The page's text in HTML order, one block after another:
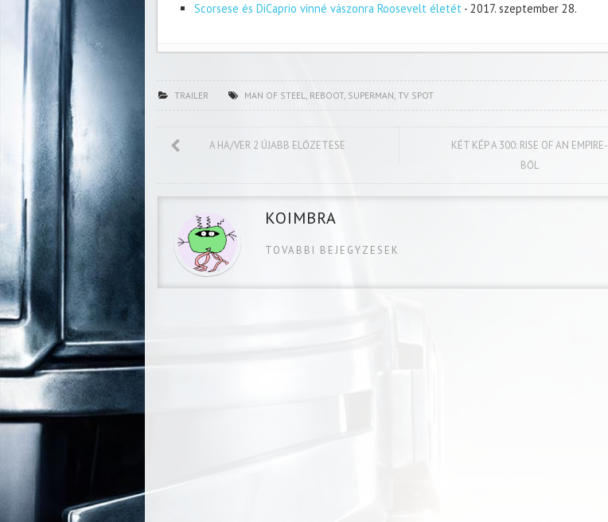
Scorsese és DiCaprio vinné vászonra Roosevelt életét - 2017. szeptember 28.
TRAILER MAN OF STEEL, REBOOT, SUPERMAN, TV SPOT
A HA/VER 2 ÚJABB ELŐZETESE
KÉT KÉP A 300: RISE OF AN EMPIRE-
BŐL
KOIMBRA
TOVABBI BEJEGYZESEK